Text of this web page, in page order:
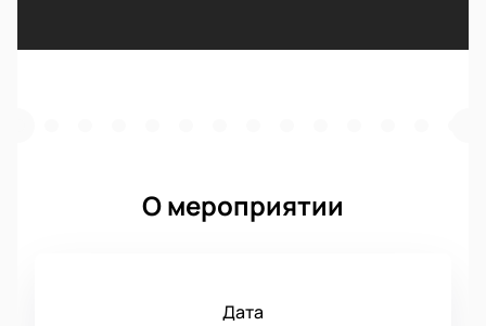
О мероприятии
Дата